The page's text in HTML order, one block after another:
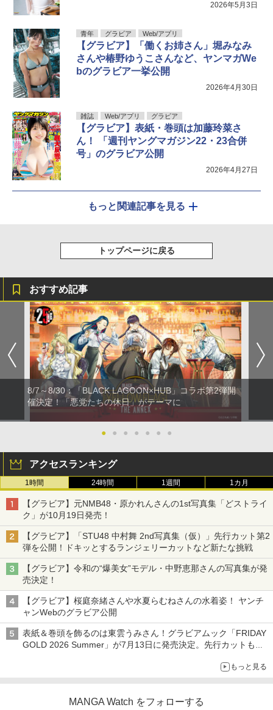
2026年5月3日
青年 グラビア Web/アプリ
【グラビア】「働くお姉さん」堀みなみ
さんや椿野ゆうこさんなど、ヤンマガWe
bのグラビア一挙公開
2026年4月30日
雑誌 Web/アプリ グラビア
【グラビア】表紙・巻頭は加藤玲菜さ
ん！ 「週刊ヤングマガジン22・23合併
号」のグラビア公開
2026年4月27日
もっと関連記事を見る
トップページに戻る
おすすめ記事
8/7～8/30：「BLACK LAGOON×HUB」コラボ第2弾開
催決定！「悪党たちの休日」がテーマに
● ● ● ● ● ● ●
アクセスランキング
1時間 24時間 1週間 1カ月
【グラビア】元NMB48・原かれんさんの1st写真集「どストライ
ク」が10月19日発売！
【グラビア】「STU48 中村舞 2nd写真集（仮）」先行カット第2
弾を公開！ドキッとするランジェリーカットなど新たな挑戦
【グラビア】令和の“爆美女”モデル・中野恵那さんの写真集が発
売決定！
【グラビア】桜庭奈緒さんや水夏らむねさんの水着姿！ ヤンチ
ャンWebのグラビア公開
表紙＆巻頭を飾るのは東雲うみさん！グラビアムック「FRIDAY
GOLD 2026 Summer」が7月13日に発売決定。先行カットも公
もっと見る
MANGA Watch をフォローする